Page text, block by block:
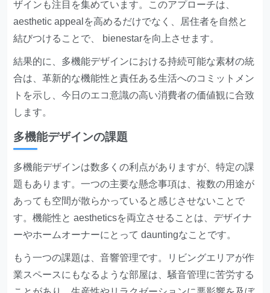
ザインも注目を集めています。このアプローチは、
aesthetic appealを高めるだけでなく、居住者を自然と
結びつけることで、 bienestarを向上させます。
結果的に、多機能デザインにおける持続可能な素材の統
合は、革新的な機能性と責任ある生活へのコミットメン
トを示し、今日のエコ意識の高い消費者の価値観に合致
します。
多機能デザインの課題
多機能デザインは数多くの利点がありますが、特定の課
題もあります。一つの主要な懸念事項は、複数の用途が
あっても空間が散らかっていると感じさせないことで
す。機能性と aestheticsを両立させることは、デザイナ
ーやホームオーナーにとって dauntingなことです。
もう一つの課題は、音響管理です。リビングエリアが作
業スペースにもなるような部屋は、騒音管理に苦労する